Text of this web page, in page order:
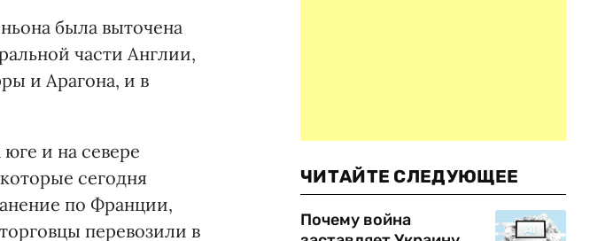
была выточена
части Англии,
и Арагона, и в
и на севере
сегодня
по Франции,
перевозили в
ЧИТАЙТЕ СЛЕДУЮЩЕЕ
Почему война